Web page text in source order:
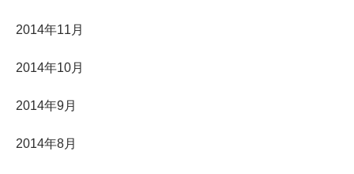
2014年11月
2014年10月
2014年9月
2014年8月